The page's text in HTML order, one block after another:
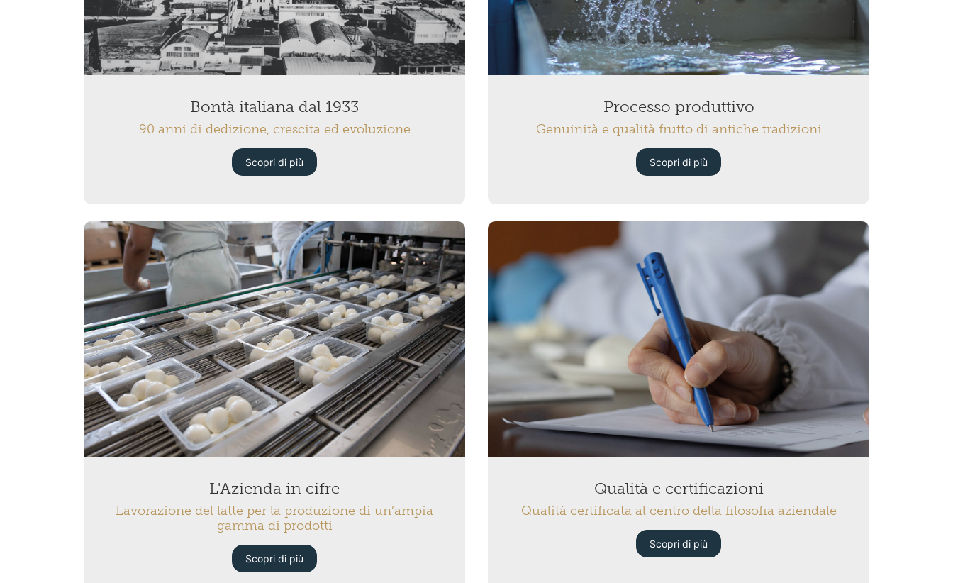
Bontà italiana dal 1933
90 anni di dedizione, crescita ed evoluzione
Scopri di più
Processo produttivo
Genuinità e qualità frutto di antiche tradizioni
Scopri di più
L'Azienda in cifre
Lavorazione del latte per la produzione di un’ampia
gamma di prodotti
Scopri di più
Qualità e certificazioni
Qualità certificata al centro della filosofia aziendale
Scopri di più